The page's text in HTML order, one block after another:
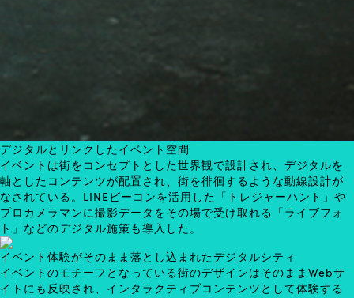
デジタルとリンクしたイベント空間
イベントは街をコンセプトとした世界観で設計され、デジタルを
軸としたコンテンツが配置され、街を徘徊するような動線設計が
なされている。LINEビーコンを活用した「トレジャーハント」や
プロカメラマンに撮影データをその場で受け取れる「ライブフォ
ト」などのデジタル施策も導入した。
イベント体験がそのまま落とし込まれたデジタルシティ
イベントのモチーフとなっている街のデザインはそのままWebサ
イトにも反映され、インタラクティブコンテンツとして体験する